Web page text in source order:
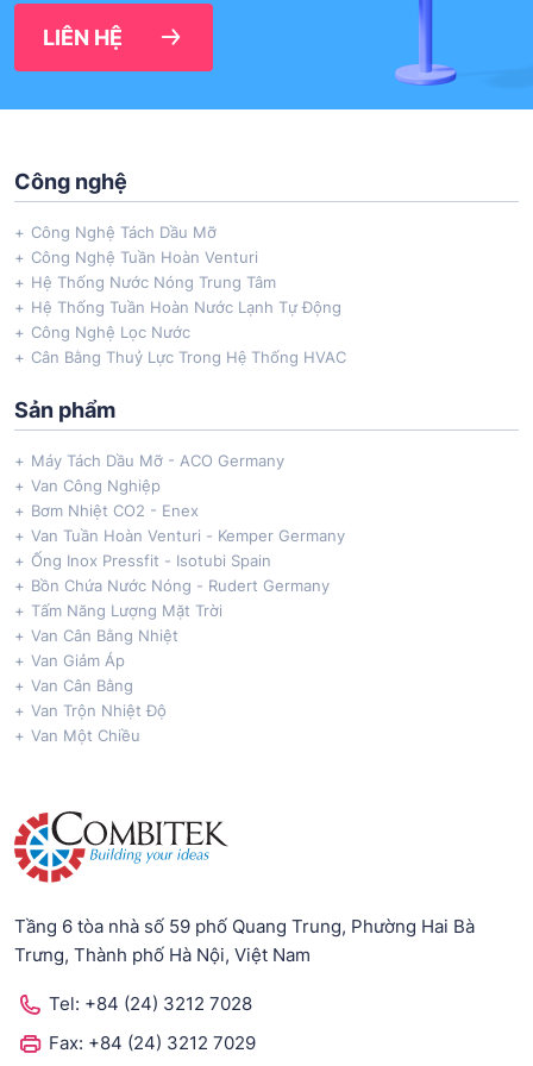
LIÊN HỆ
Công nghệ
Công Nghệ Tách Dầu Mỡ
Công Nghệ Tuần Hoàn Venturi
Hệ Thống Nước Nóng Trung Tâm
Hệ Thống Tuần Hoàn Nước Lạnh Tự Động
Công Nghệ Lọc Nước
Cân Bằng Thuỷ Lực Trong Hệ Thống HVAC
Sản phẩm
Máy Tách Dầu Mỡ - ACO Germany
Van Công Nghiệp
Bơm Nhiệt CO2 - Enex
Van Tuần Hoàn Venturi - Kemper Germany
Ống Inox Pressfit - Isotubi Spain
Bồn Chứa Nước Nóng - Rudert Germany
Tấm Năng Lượng Mặt Trời
Van Cân Bằng Nhiệt
Van Giảm Áp
Van Cân Bằng
Van Trộn Nhiệt Độ
Van Một Chiều
Tầng 6 tòa nhà số 59 phố Quang Trung, Phường Hai Bà
Trưng, Thành phố Hà Nội, Việt Nam
Tel: +84 (24) 3212 7028
Fax: +84 (24) 3212 7029